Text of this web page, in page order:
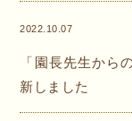
2022.10.07
「園長先生から
新しました